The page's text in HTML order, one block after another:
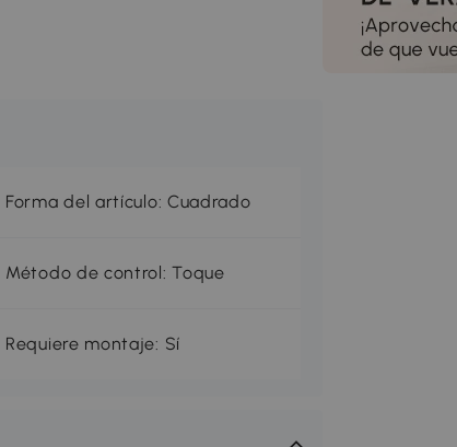
Forma del artículo: Cuadrado
Método de control: Toque
Requiere montaje: Sí